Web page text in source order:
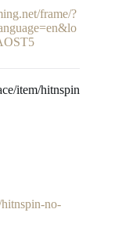
frame/?
item/hitnspin
no-